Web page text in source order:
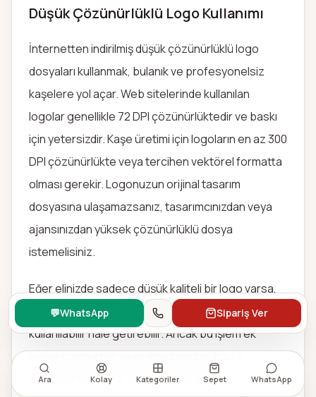
Ara Kolay Kategoriler Sepet WhatsApp
Düşük Çözünürlüklü Logo Kullanımı
İnternetten indirilmiş düşük çözünürlüklü logo
dosyaları kullanmak, bulanık ve profesyonelsiz
kaşelere yol açar. Web sitelerinde kullanılan
logolar genellikle 72 DPI çözünürlüktedir ve baskı
için yetersizdir. Kaşe üretimi için logoların en az 300
DPI çözünürlükte veya tercihen vektörel formatta
olması gerekir. Logonuzun orijinal tasarım
dosyasına ulaşamazsanız, tasarımcınızdan veya
ajansınızdan yüksek çözünürlüklü dosya
istemelisiniz.
Eğer elinizde sadece düşük kaliteli bir logo varsa,
kaşe üreticisi bunu yeniden vektörleştirerek
kullanılabilir hale getirebilir. Ancak bu işlem ek
maliyet getirebilir ve orijinal logodan küçük
farklılıklar oluşabilir. En iyi çözüm, şirket
💬WhatsApp Sipariş Ver